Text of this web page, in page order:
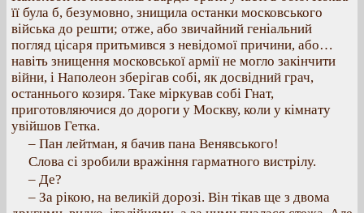
її була б, безумовно, знищила останки московського
війська до решти; отже, або звичайний геніальний
погляд цісаря притьмився з невідомої причини, або…
навіть знищення московської армії не могло закінчити
війни, і Наполеон зберігав собі, як досвідний грач,
останнього козиря. Таке міркував собі Гнат,
приготовляючися до дороги у Москву, коли у кімнату
увійшов Гетка.
– Пан лейтман, я бачив пана Венявського!
Слова сі зробили вражіння гарматного вистрілу.
– Де?
– За рікою, на великій дорозі. Він тікав ще з двома